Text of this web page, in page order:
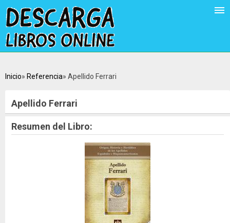
Inicio Referencia Apellido Ferrari
Apellido Ferrari
Resumen del Libro: